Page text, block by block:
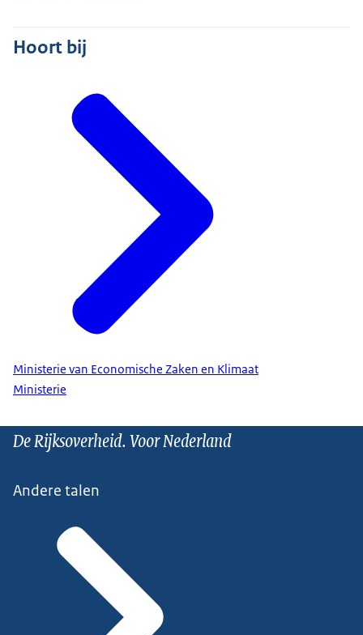
Hoort bij
Ministerie van Economische Zaken en Klimaat
Ministerie
De Rijksoverheid. Voor Nederland
Andere talen